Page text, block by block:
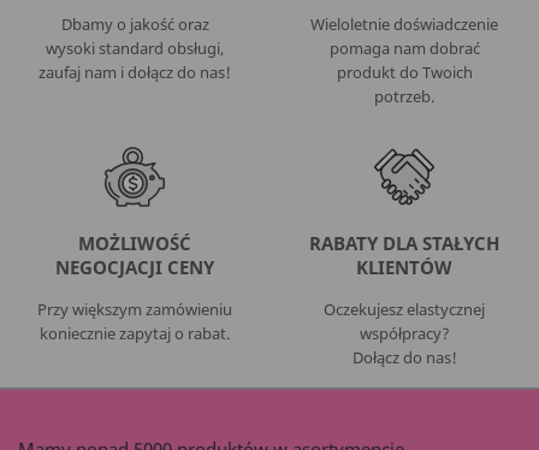
Dbamy o jakość oraz
wysoki standard obsługi,
zaufaj nam i dołącz do nas!
Wieloletnie doświadczenie
pomaga nam dobrać
produkt do Twoich
potrzeb.
MOŻLIWOŚĆ
NEGOCJACJI CENY
Przy większym zamówieniu
koniecznie zapytaj o rabat.
RABATY DLA STAŁYCH
KLIENTÓW
Oczekujesz elastycznej
współpracy?
Dołącz do nas!